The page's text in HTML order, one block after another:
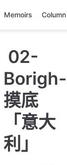
Memoirs Column
02-
Borigh-
摸底
「意大
利」